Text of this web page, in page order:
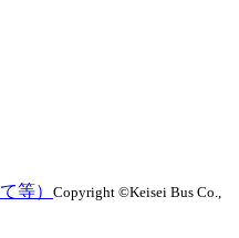
等） Copyright ©Keisei Bus Co.,